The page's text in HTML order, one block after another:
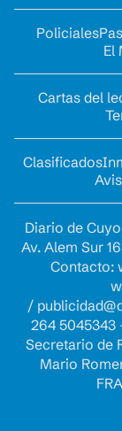
Policiales
El
Cartas del
Clasificados
Diario de
Av. Alem Sur
Contacto:
/
264 5045343
Secretario de
Mario